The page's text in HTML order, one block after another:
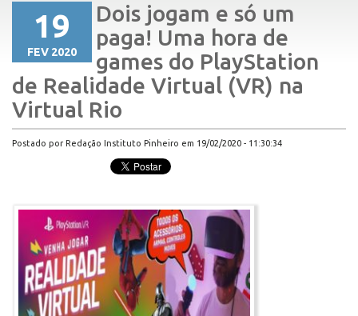
19
FEV 2020
Dois jogam e só um
paga! Uma hora de
games do PlayStation
de Realidade Virtual (VR) na
Virtual Rio
Postado por Redação Instituto Pinheiro em 19/02/2020 - 11:30:34